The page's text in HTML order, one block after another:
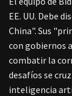
EE. UU. Debe
China". Sus
con gobiernos
combatir la
desafíos se
inteligencia